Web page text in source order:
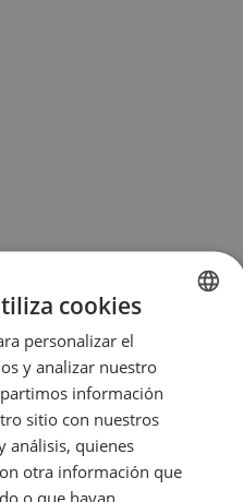
SPANISH
cookies
personalizar el
y analizar nuestro
información
sitio con nuestros
análisis, quienes
otra información que
o que hayan